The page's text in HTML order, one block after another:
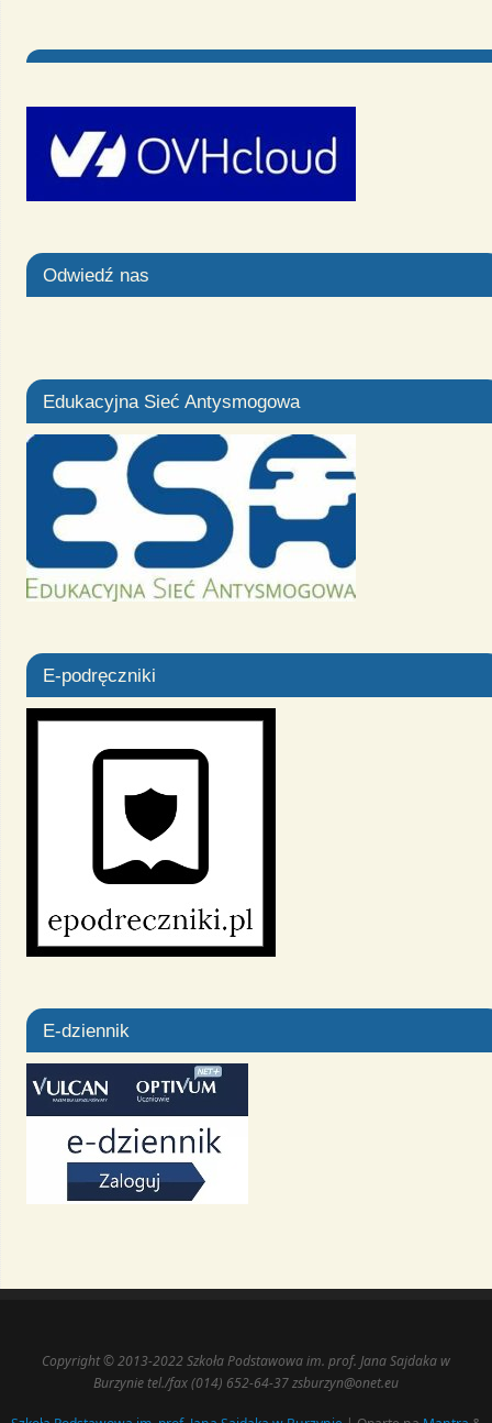
Odwiedź nas
Edukacyjna Sieć Antysmogowa
E-podręczniki
E-dziennik
Copyright © 2013-2022 Szkoła Podstawowa im. prof. Jana Sajdaka w
Burzynie tel./fax (014) 652-64-37 zsburzyn@onet.eu